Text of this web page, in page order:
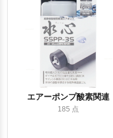
エアーポンプ酸素関連
185 点